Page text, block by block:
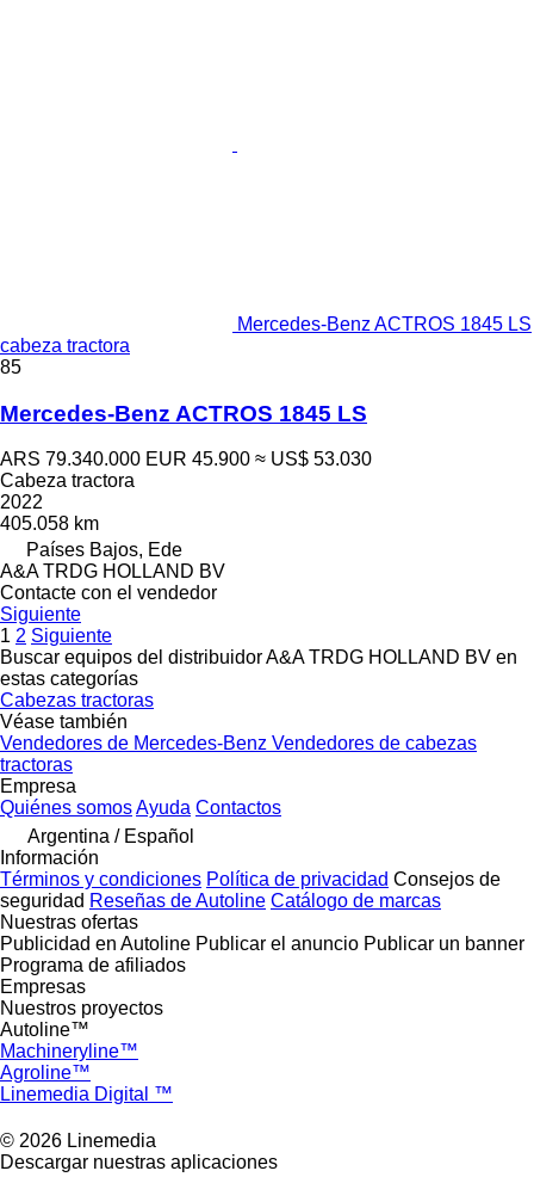
Mercedes-Benz ACTROS 1845 LS
cabeza tractora
85
Mercedes-Benz ACTROS 1845 LS
ARS 79.340.000 EUR 45.900 ≈ US$ 53.030
Cabeza tractora
2022
405.058 km
Países Bajos, Ede
A&A TRDG HOLLAND BV
Contacte con el vendedor
Siguiente
1 2 Siguiente
Buscar equipos del distribuidor A&A TRDG HOLLAND BV en
estas categorías
Cabezas tractoras
Véase también
Vendedores de Mercedes-Benz Vendedores de cabezas
tractoras
Empresa
Quiénes somosAyuda Contactos
Argentina / Español
Información
Términos y condiciones Política de privacidad Consejos de
seguridad Reseñas de Autoline Catálogo de marcas
Nuestras ofertas
Publicidad en Autoline Publicar el anuncio Publicar un banner
Programa de afiliados
Empresas
Nuestros proyectos
Autoline™
Machineryline™
Agroline™
Linemedia Digital ™
© 2026 Linemedia
Descargar nuestras aplicaciones